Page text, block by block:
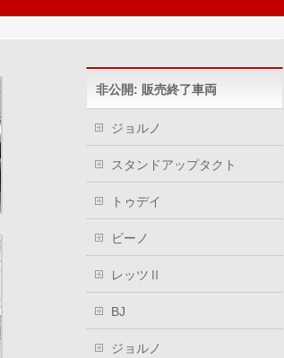
非公開: 販売終了車両
ジョルノ
スタンドアップタクト
トゥデイ
ビーノ
レッツⅡ
BJ
ジョルノ